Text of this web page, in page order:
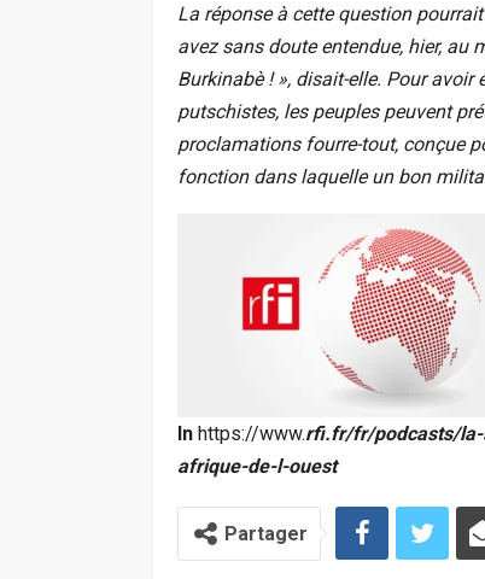
La réponse à cette question
avez sans doute entendue, hier, au
Burkinabè ! », disait-elle. Pour
putschistes, les peuples peuvent
proclamations fourre-tout, conçue
fonction dans laquelle un bon
In https://www.rfi.fr/fr/podcasts/la-
afrique-de-l-ouest
Partager